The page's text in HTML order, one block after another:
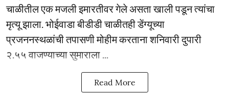
चाळीतील एक मजली इमारतीवर गेले असता खाली पडून त्यांचा
मृत्यू झाला. भोईवाडा बीडीडी चाळीतही डेंग्यूच्या
प्रजननस्थळांची तपासणी मोहीम करताना शनिवारी दुपारी
२.५५ वाजण्याच्या सुमाराला ...
Read More